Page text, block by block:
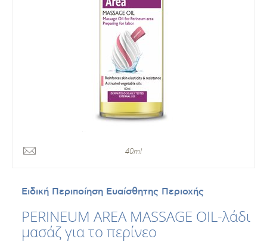
40ml
Ειδική Περιποίηση Ευαίσθητης Περιοχής
PERINEUM AREA MASSAGE OIL-λάδι
μασάζ για το περίνεο